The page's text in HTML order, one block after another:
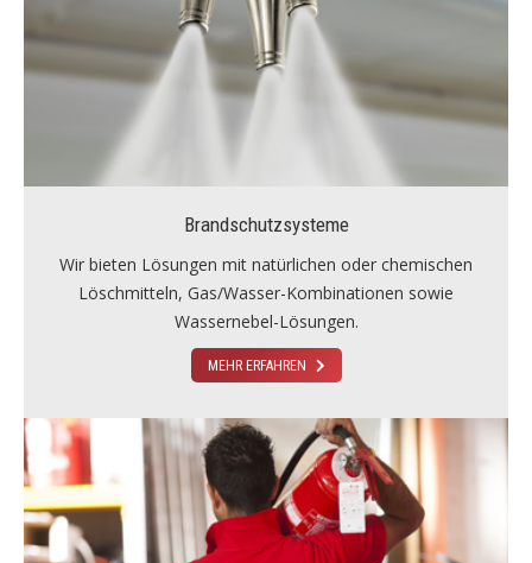
Brandschutzsysteme
Wir bieten Lösungen mit natürlichen oder chemischen
Löschmitteln, Gas/Wasser-Kombinationen sowie
Wassernebel-Lösungen.
MEHR ERFAHREN